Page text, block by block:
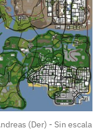
(Der) - Sin escala